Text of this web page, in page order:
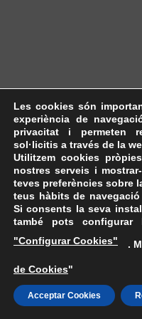
Les cookies són
experiència de
privacitat i permeten
sol·licitis a través de la
Utilitzem cookies
nostres serveis i
teves preferències sobre
teus hàbits de
Si consents la seva
també pots configurar
"Configurar Cookies"
.
de Cookies"
Acceptar Cookies